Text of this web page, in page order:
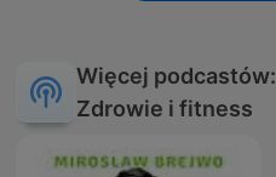
Więcej podcastów:
Zdrowie i fitness